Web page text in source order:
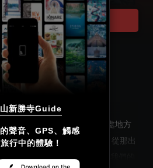
Tour Start
新勝寺Guide
聲音、GPS、觸感
行中的體驗！
驗“日本”！
時有3小時的空餘時間，有一處地方
電車15分鐘就能抵達成田站。從那出
多日式店面的表參道即可開始我們的
language
日本語
English
简体中文